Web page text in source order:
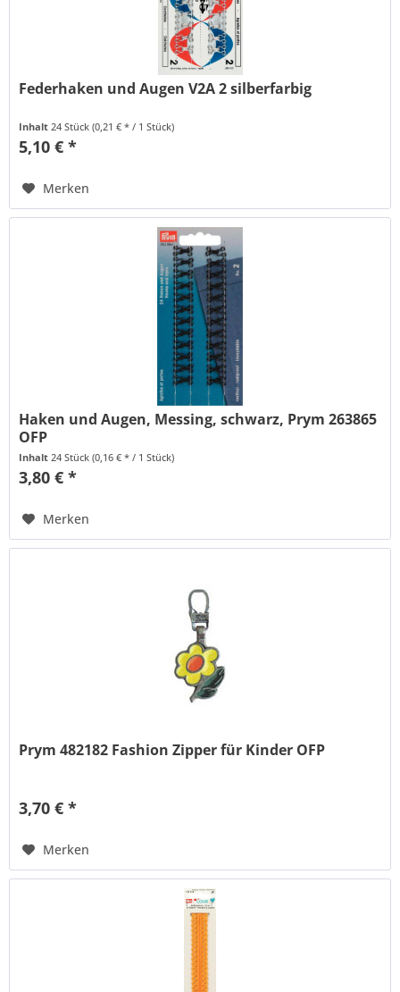
Federhaken und Augen V2A 2 silberfarbig
Inhalt24 Stück(0,21 € * / 1 Stück)
5,10 € *
Merken
Haken und Augen, Messing, schwarz, Prym 263865
OFP
Inhalt24 Stück(0,16 € * / 1 Stück)
3,80 € *
Merken
Prym 482182 Fashion Zipper für Kinder OFP
3,70 € *
Merken